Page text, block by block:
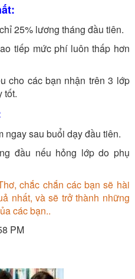
25% lương tháng đầu tiên.
tiếp mức phí luôn thấp hơn
cho các bạn nhận trên 3 lớp
tốt.
ngay sau buổi dạy đầu tiên.
đầu nếu hỏng lớp do phụ
chắc chắn các bạn sẽ hài
nhất, và sẽ trở thành những
các bạn..
PM